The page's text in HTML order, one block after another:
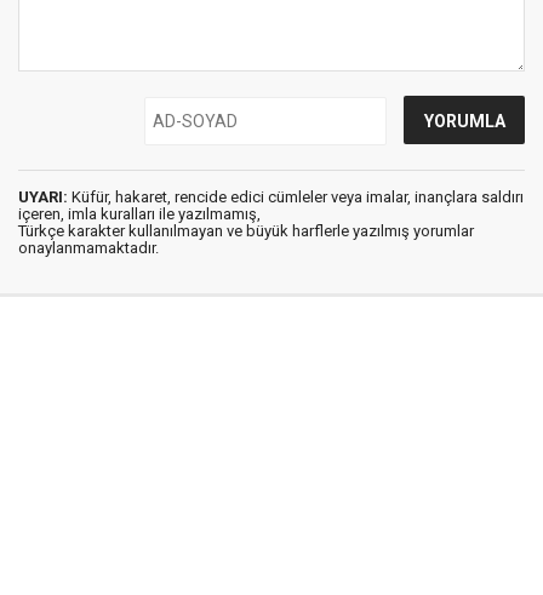
UYARI: Küfür, hakaret, rencide edici cümleler veya imalar, inançlara saldırı
içeren, imla kuralları ile yazılmamış,
Türkçe karakter kullanılmayan ve büyük harflerle yazılmış yorumlar
onaylanmamaktadır.